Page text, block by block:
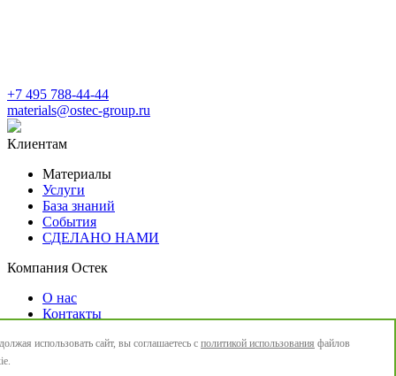
+7 495 788-44-44
materials@ostec-group.ru
Клиентам
Материалы
Услуги
База знаний
События
СДЕЛАНО НАМИ
Компания Остек
О нас
Контакты
Политика конфиденциальности
использовать сайт, вы соглашаетесь с политикой использования файлов